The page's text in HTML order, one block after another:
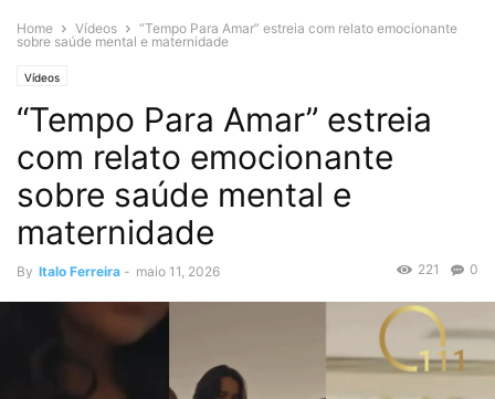
Home Vídeos
“Tempo Para Amar” estreia com relato emocionante
sobre saúde mental e maternidade
Vídeos
“Tempo Para Amar” estreia
com relato emocionante
sobre saúde mental e
maternidade
By Italo Ferreira - maio 11, 2026 0
221